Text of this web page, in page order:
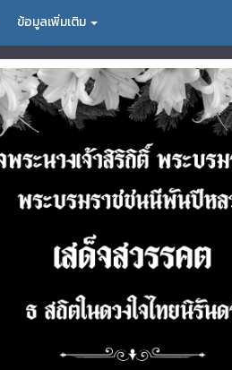
ข้อมูลเพิ่มเติม